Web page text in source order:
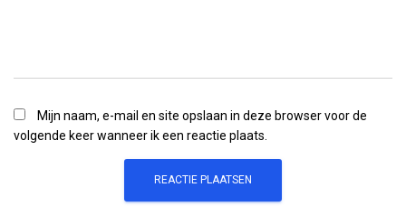
Mijn naam, e-mail en site opslaan in deze browser voor de
volgende keer wanneer ik een reactie plaats.